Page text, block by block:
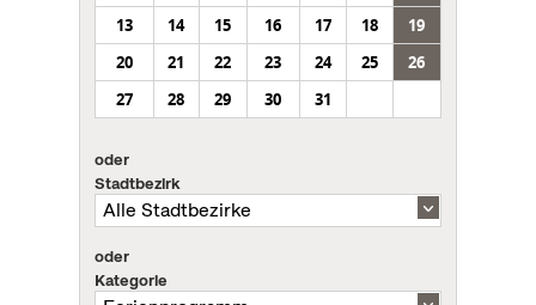
13
14 15 16 17 18
19
20
21 22 23 24 25
26
27
28 29 30 31
oder
Stadtbezirk
oder
Kategorie